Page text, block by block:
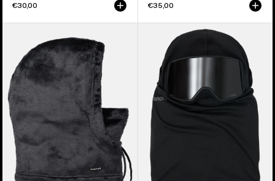
€30,00 €35,00
Hoodie
Hellbrook
Sturmhaube